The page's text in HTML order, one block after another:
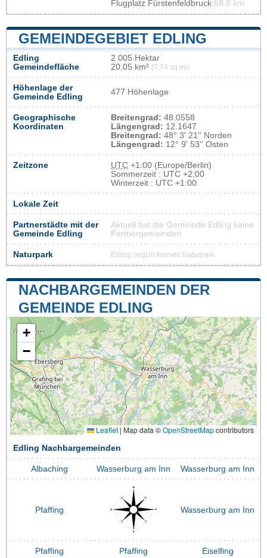
Flugplatz Fürstenfeldbruck 68.8 km
GEMEINDEGEBIET EDLING
Edling
Gemeindefläche
2 005 Hektar
20,05 km² (7,74 sq mi)
Höhenlage der
Gemeinde Edling
477 Höhenlage
Geographische
Koordinaten
Breitengrad: 48.0558
Längengrad: 12.1647
Breitengrad: 48° 3' 21'' Norden
Längengrad: 12° 9' 53'' Osten
Zeitzone UTC +1:00 (Europe/Berlin)
Sommerzeit : UTC +2:00
Winterzeit : UTC +1:00
Lokale Zeit
Partnerstädte mit der
Gemeinde Edling
Aktuell hat die Gemeinde Edling keine
Partnergemeinden
Naturpark Edling liegt in keinem Naturpark
NACHBARGEMEINDEN DER
GEMEINDE EDLING
+
−
Leaflet | Map data ©OpenStreetMapcontributors
Edling Nachbargemeinden
Albaching Wasserburg am Inn Wasserburg am Inn
Pfaffing Wasserburg am Inn
Pfaffing Pfaffing Eiselfing